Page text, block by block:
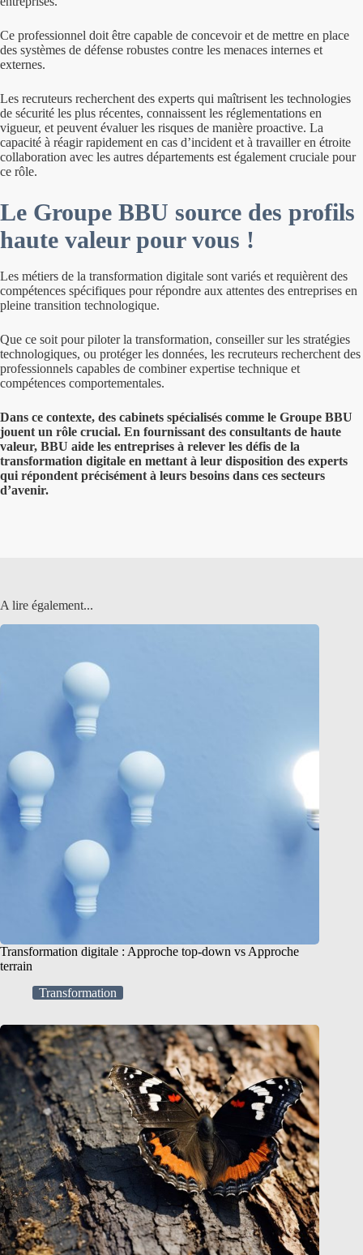
Ce professionnel doit être capable de concevoir et de mettre en place
des systèmes de défense robustes contre les menaces internes et
externes.
Les recruteurs recherchent des experts qui maîtrisent les technologies
de sécurité les plus récentes, connaissent les réglementations en
vigueur, et peuvent évaluer les risques de manière proactive. La
capacité à réagir rapidement en cas d’incident et à travailler en étroite
collaboration avec les autres départements est également cruciale pour
ce rôle.
Le Groupe BBU source des profils
haute valeur pour vous !
Les métiers de la transformation digitale sont variés et requièrent des
compétences spécifiques pour répondre aux attentes des entreprises en
pleine transition technologique.
Que ce soit pour piloter la transformation, conseiller sur les stratégies
technologiques, ou protéger les données, les recruteurs recherchent des
professionnels capables de combiner expertise technique et
compétences comportementales.
Dans ce contexte, des cabinets spécialisés comme le Groupe BBU
jouent un rôle crucial. En fournissant des consultants de haute
valeur, BBU aide les entreprises à relever les défis de la
transformation digitale en mettant à leur disposition des experts
qui répondent précisément à leurs besoins dans ces secteurs
d’avenir.
A lire également...
Transformation digitale : Approche top-down vs Approche
terrain
Transformation